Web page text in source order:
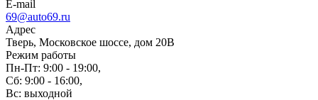
E-mail
69@auto69.ru
Адрес
Тверь, Московское шоссе, дом 20В
Режим работы
Пн-Пт: 9:00 - 19:00,
Сб: 9:00 - 16:00,
Вс: выходной